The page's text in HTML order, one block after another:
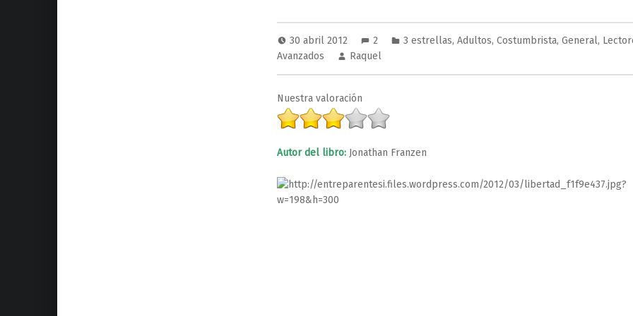
30 abril 2012 2 3 estrellas, Adultos, Costumbrista, General,
Avanzados
Raquel
Nuestra valoración
Autor del libro:Jonathan Franzen